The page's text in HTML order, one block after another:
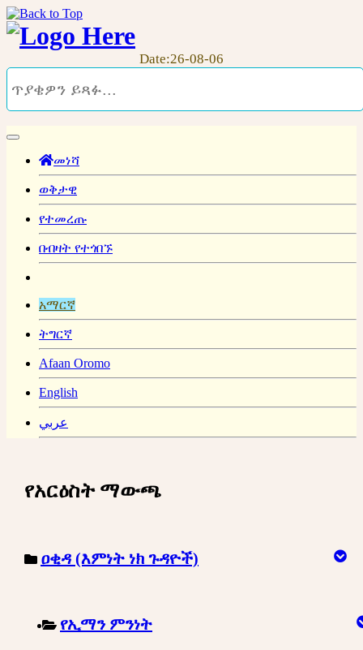
Date:26-08-06
መነሻ
ወቅታዊ
የተመረጡ
በብዛት የተጎበኙ
አማርኛ
ትግርኛ
Afaan Oromo
English
عربي
የአርዕስት ማውጫ
ዐቂዳ (እምነት ነክ ጉዳዮች)
የኢማን ምንነት